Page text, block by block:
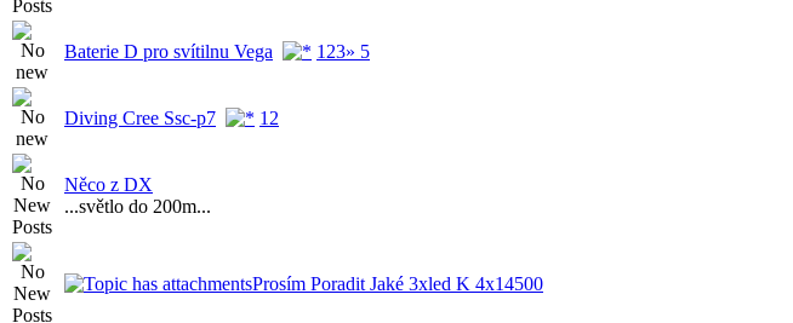
Baterie D pro svítilnu Vega 1 23» 5
Diving Cree Ssc-p7 1 2
Něco z DX
...světlo do 200m...
Prosím Poradit Jaké 3xled K 4x14500